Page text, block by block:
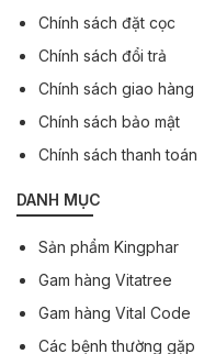
Chính sách đặt cọc
Chính sách đổi trả
Chính sách giao hàng
Chính sách bảo mật
Chính sách thanh toán
DANH MỤC
Sản phẩm Kingphar
Gam hàng Vitatree
Gam hàng Vital Code
Các bệnh thường gặp